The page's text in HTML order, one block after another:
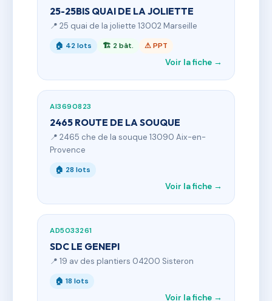
25-25BIS QUAI DE LA JOLIETTE
📍 25 quai de la joliette 13002 Marseille
🏠 42 lots 🏗 2 bât. ⚠ PPT
Voir la fiche →
AI3690823
2465 ROUTE DE LA SOUQUE
📍 2465 che de la souque 13090 Aix-en-
Provence
🏠 28 lots
Voir la fiche →
AD5033261
SDC LE GENEPI
📍 19 av des plantiers 04200 Sisteron
🏠 18 lots
Voir la fiche →